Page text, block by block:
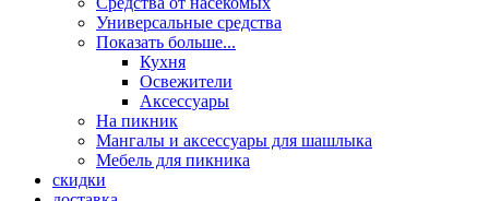
Универсальные средства
Показать больше...
Кухня
Освежители
Аксессуары
На пикник
Мангалы и аксессуары для шашлыка
Мебель для пикника
скидки